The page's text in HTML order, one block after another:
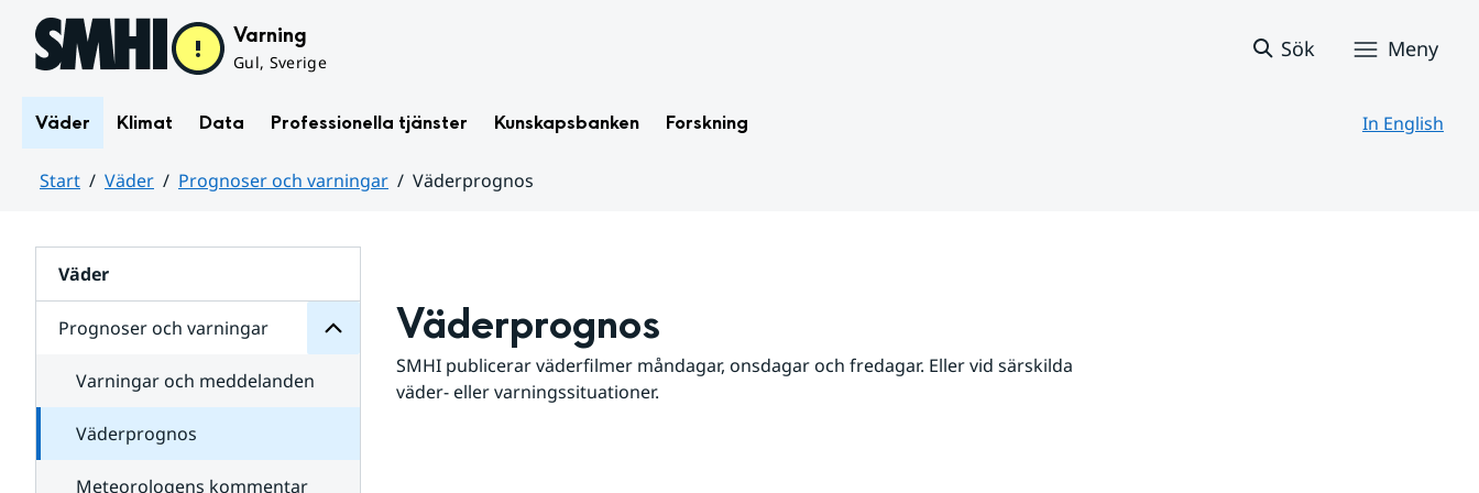
Hoppa till sidans innehåll Varning
Gul, Sverige
Sök Meny
Väder Klimat Data Professionella tjänster Kunskapsbanken Forskning In English
Start Väder Prognoser och varningar
Väderprognos
Väder
Prognoser och varningar
för
varningar
Varningar och meddelanden
Väderprognos
Meteorologens kommentar
Väderprognos
SMHI publicerar väderfilmer måndagar, onsdagar och fredagar. Eller vid särskilda
väder- eller varningssituationer.